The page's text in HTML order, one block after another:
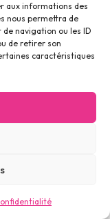
aux informations des
nous permettra de
navigation ou les ID
de retirer son
caractéristiques